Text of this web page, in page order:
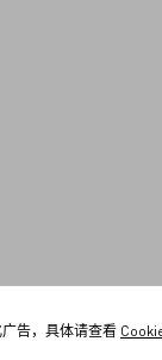
告，具体请查看